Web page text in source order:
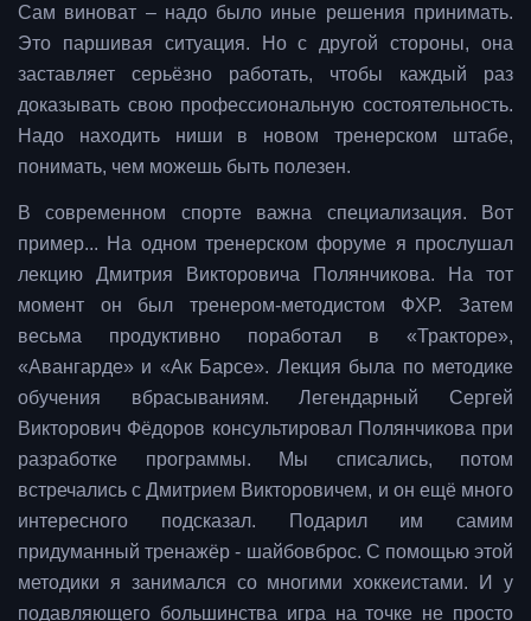
Сам виноват – надо было иные решения принимать.
Это паршивая ситуация. Но с другой стороны, она
заставляет серьёзно работать, чтобы каждый раз
доказывать свою профессиональную состоятельность.
Надо находить ниши в новом тренерском штабе,
понимать, чем можешь быть полезен.
В современном спорте важна специализация. Вот
пример... На одном тренерском форуме я прослушал
лекцию Дмитрия Викторовича Полянчикова. На тот
момент он был тренером-методистом ФХР. Затем
весьма продуктивно поработал в «Тракторе»,
«Авангарде» и «Ак Барсе». Лекция была по методике
обучения вбрасываниям. Легендарный Сергей
Викторович Фёдоров консультировал Полянчикова при
разработке программы. Мы списались, потом
встречались с Дмитрием Викторовичем, и он ещё много
интересного подсказал. Подарил им самим
придуманный тренажёр - шайбовброс. С помощью этой
методики я занимался со многими хоккеистами. И у
подавляющего большинства игра на точке не просто